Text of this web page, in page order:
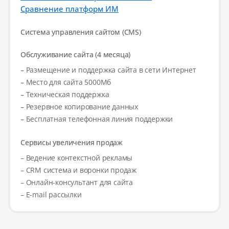
Сравнение платформ ИМ
Система управления сайтом (CMS)
Обслуживание сайта (4 месяца)
– Размещение и поддержка сайта в сети Интернет
– Место для сайта 5000Мб
– Техническая поддержка
– Резервное копирование данных
– Бесплатная телефонная линия поддержки
Сервисы увеличения продаж
– Ведение контекстной рекламы
– CRM система и воронки продаж
– Онлайн-консультант для сайта
– E-mail рассылки